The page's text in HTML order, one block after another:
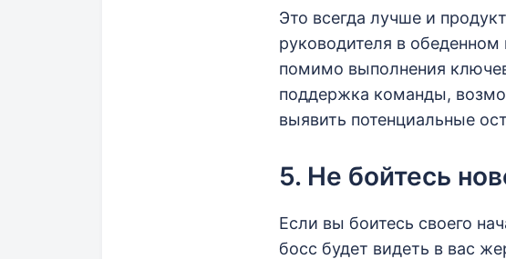
Это всегда лучше и
руководителя в
помимо выполнения
поддержка команды,
выявить потенциальные
5. Не бойтесь
Если вы боитесь своего
босс будет видеть в вас